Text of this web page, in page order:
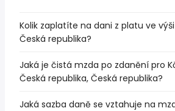
Kolik zaplatíte na dani z platu ve
Česká republika?
Jaká je čistá mzda po zdanění pro
Česká republika, Česká republika?
Jaká sazba daně se vztahuje na